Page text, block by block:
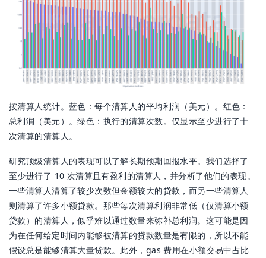
按清算人统计。蓝色：每个清算人的平均利润（美元）。红色：
总利润（美元）。绿色：执行的清算次数。仅显示至少进行了十
次清算的清算人。
研究顶级清算人的表现可以了解长期预期回报水平。我们选择了
至少进行了 10 次清算且有盈利的清算人，并分析了他们的表现。
一些清算人清算了较少次数但金额较大的贷款，而另一些清算人
则清算了许多小额贷款。那些每次清算利润非常低（仅清算小额
贷款）的清算人，似乎难以通过数量来弥补总利润。这可能是因
为在任何给定时间内能够被清算的贷款数量是有限的，所以不能
假设总是能够清算大量贷款。此外，gas 费用在小额交易中占比